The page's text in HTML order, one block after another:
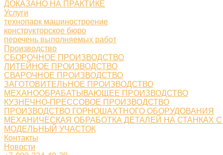
ДОКАЗАНО НА ПРАКТИКЕ
Услуги
технопарк машиностроение
конструкторское бюро
перечень выполняемых работ
Производство
СБОРОЧНОЕ ПРОИЗВОДСТВО
ЛИТЕЙНОЕ ПРОИЗВОДСТВО
СВАРОЧНОЕ ПРОИЗВОДСТВО
ЗАГОТОВИТЕЛЬНОЕ ПРОИЗВОДСТВО
МЕХАНООБРАБАТЫВАЮЩЕЕ ПРОИЗВОДСТВО
КУЗНЕЧНО-ПРЕССОВОЕ ПРОИЗВОДСТВО
ПРОИЗВОДСТВО ГОРНОШАХТНОГО ОБОРУДОВАНИЯ
МЕХАНИЧЕСКАЯ ОБРАБОТКА ДЕТАЛЕЙ НА СТАНКАХ
МОДЕЛЬНЫЙ УЧАСТОК
Контакты
Новости